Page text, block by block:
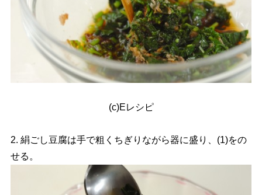
(c)Eレシピ
2. 絹ごし豆腐は手で粗くちぎりながら器に盛り、(1)をの
せる。